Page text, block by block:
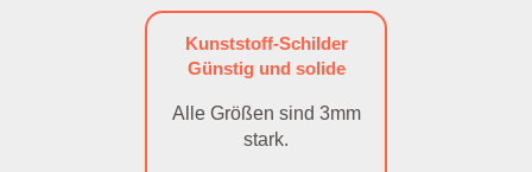
Kunststoff-Schilder
Günstig und solide
Alle Größen sind 3mm
stark.